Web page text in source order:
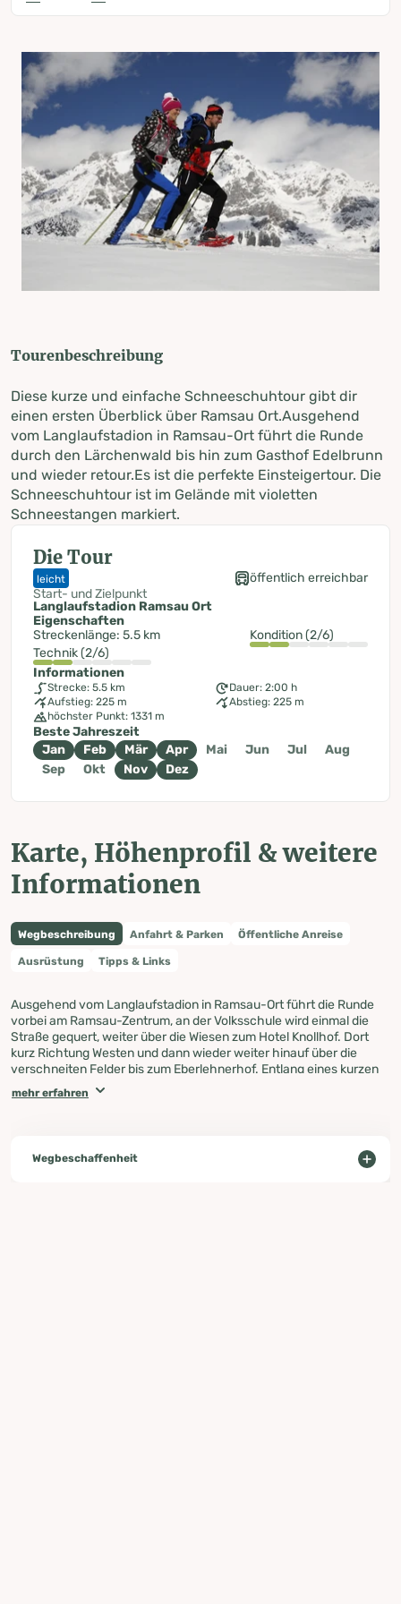
Tourenbeschreibung
Diese kurze und einfache Schneeschuhtour gibt dir
einen ersten Überblick über Ramsau Ort.Ausgehend
vom Langlaufstadion in Ramsau-Ort führt die Runde
durch den Lärchenwald bis hin zum Gasthof Edelbrunn
und wieder retour.Es ist die perfekte Einsteigertour. Die
Schneeschuhtour ist im Gelände mit violetten
Schneestangen markiert.
Die Tour
leicht
öffentlich erreichbar
Start- und Zielpunkt
Langlaufstadion Ramsau Ort
Eigenschaften
Streckenlänge: 5.5 km
Kondition (2/6)
Technik (2/6)
Informationen
Strecke: 5.5 km
Dauer: 2:00 h
Aufstieg: 225 m
Abstieg: 225 m
höchster Punkt: 1331 m
Beste Jahreszeit
Jan
Feb Mär Apr Mai Jun Jul
Aug
Sep
Okt Nov Dez
Karte, Höhenprofil & weitere
Informationen
Wegbeschreibung Anfahrt & Parken Öffentliche Anreise
Ausrüstung Tipps & Links
Ausgehend vom Langlaufstadion in Ramsau-Ort führt die Runde
vorbei am Ramsau-Zentrum, an der Volksschule wird einmal die
Straße gequert, weiter über die Wiesen zum Hotel Knollhof. Dort
kurz Richtung Westen und dann wieder weiter hinauf über die
verschneiten Felder bis zum Eberlehnerhof. Entlang eines kurzen
Waldstückes gelangt man bis zum Gasthof Edlebrunn, wo man über
den Winterweg, vorbei am Ramsbergerhof wieder zurück nach
mehr erfahren
Wegbeschaffenheit